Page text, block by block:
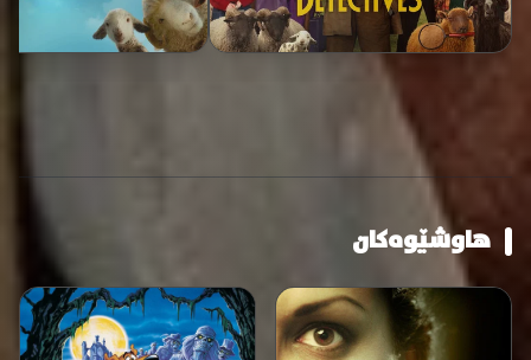
هاوشێوەکان